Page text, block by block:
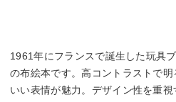
1961年にフランスで誕生した玩具
の布絵本です。高コントラストで
いい表情が魅力。デザイン性を重視